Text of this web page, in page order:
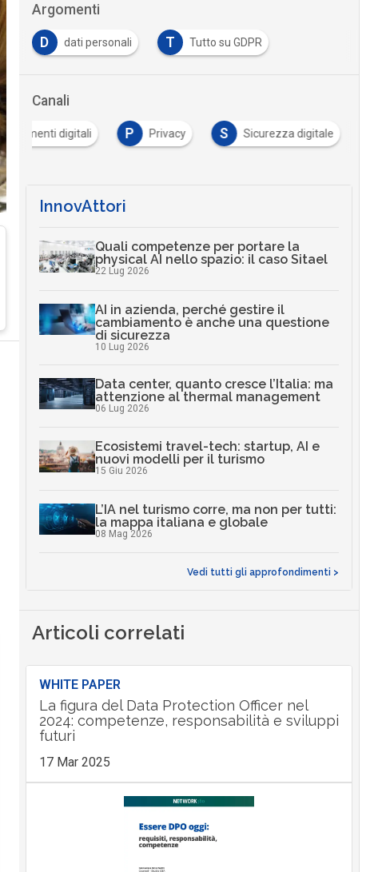
Argomenti
D dati personali T Tutto su GDPR
Canali
Documenti digitali P Privacy S Sicurezza digitale
InnovAttori
Quali competenze per portare la
physical AI nello spazio: il caso Sitael
22 Lug 2026
AI in azienda, perché gestire il
cambiamento è anche una questione
di sicurezza
10 Lug 2026
Data center, quanto cresce l’Italia: ma
attenzione al thermal management
06 Lug 2026
Ecosistemi travel-tech: startup, AI e
nuovi modelli per il turismo
15 Giu 2026
L’IA nel turismo corre, ma non per tutti:
la mappa italiana e globale
08 Mag 2026
Vedi tutti gli approfondimenti >
Articoli correlati
WHITE PAPER
La figura del Data Protection Officer nel
2024: competenze, responsabilità e sviluppi
futuri
17 Mar 2025